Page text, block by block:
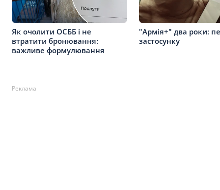
Як очолити ОСББ і не
втратити бронювання:
важливе формулювання
"Армія+" два роки:
застосунку
Реклама